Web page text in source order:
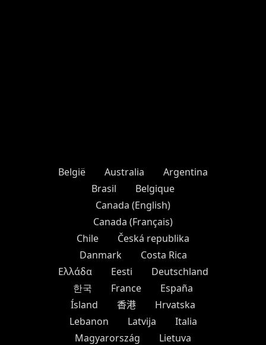
Argentina
Australia
België
Belgique
Brasil
Canada (English)
Canada (Français)
Česká republika
Chile
Costa Rica
Danmark
Deutschland
Eesti
Ελλάδα
España
France
한국
Hrvatska
香港
Ísland
Italia
Latvija
Lebanon
Lietuva
Magyarország